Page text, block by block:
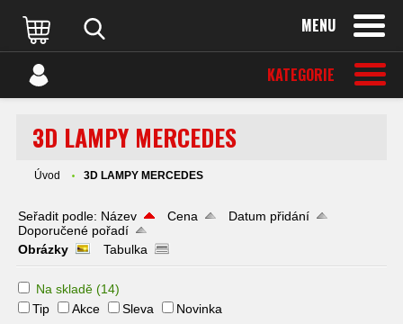
MENU
KATEGORIE
3D LAMPY MERCEDES
Úvod 3D LAMPY MERCEDES
Seřadit podle: Název Cena
Datum přidání
Doporučené pořadí
Obrázky
Tabulka
Na skladě (14)
Tip
Akce Sleva
Novinka